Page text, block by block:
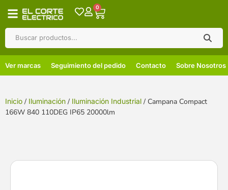
0
Ver marcas Seguimiento del pedido Contacto Sobre Nosotros
Inicio / Iluminación / Iluminación Industrial / Campana Compact
166W 840 110DEG IP65 20000lm